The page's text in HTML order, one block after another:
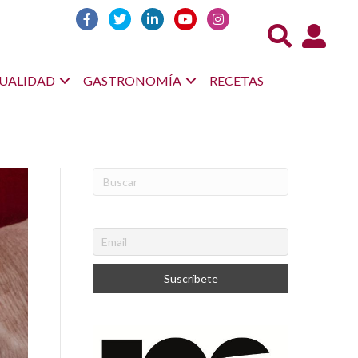
Acceso
GASTRONOMÍA RECETAS